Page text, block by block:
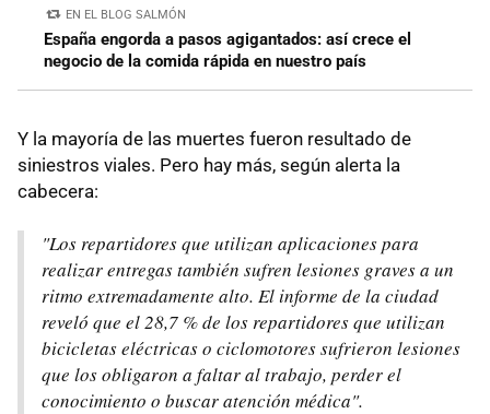
EN EL BLOG SALMÓN
España engorda a pasos agigantados: así crece el
negocio de la comida rápida en nuestro país
Y la mayoría de las muertes fueron resultado de
siniestros viales. Pero hay más, según alerta la
cabecera:
"Los repartidores que utilizan aplicaciones para
realizar entregas también sufren lesiones graves a un
ritmo extremadamente alto. El informe de la ciudad
reveló que el 28,7 % de los repartidores que utilizan
bicicletas eléctricas o ciclomotores sufrieron lesiones
que los obligaron a faltar al trabajo, perder el
conocimiento o buscar atención médica".